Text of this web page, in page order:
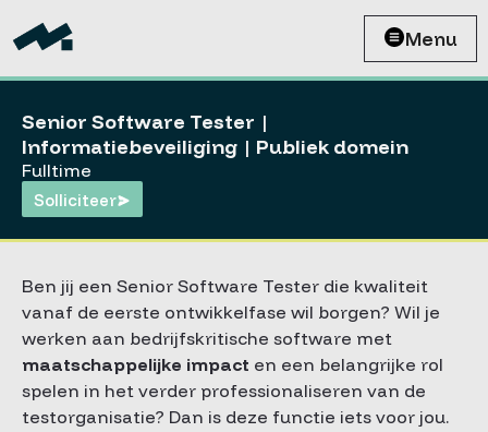
Menu
Senior Software Tester |
Informatiebeveiliging | Publiek domein
Fulltime
Solliciteer
Ben jij een Senior Software Tester die kwaliteit
vanaf de eerste ontwikkelfase wil borgen? Wil je
werken aan bedrijfskritische software met
maatschappelijke impact en een belangrijke rol
spelen in het verder professionaliseren van de
testorganisatie? Dan is deze functie iets voor jou.